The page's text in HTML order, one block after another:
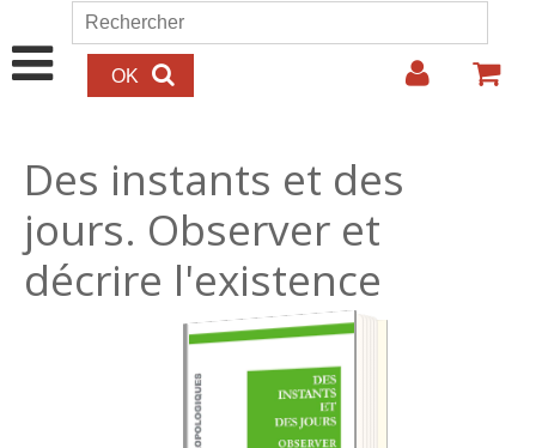
Aller au contenu principal
Formulaire de recherche
Rechercher
Des instants et des
jours. Observer et
décrire l'existence
32.00€